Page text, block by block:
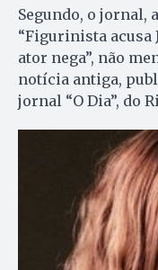
Segundo, o jornal,
“Figurinista acusa
ator nega”, não
notícia antiga,
jornal “O Dia”, do